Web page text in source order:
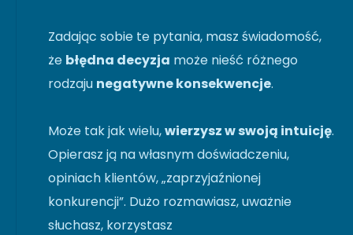
Zadając sobie te pytania, masz świadomość,
że błędna decyzja może nieść różnego
rodzaju negatywne konsekwencje.
Może tak jak wielu,wierzysz w swoją intuicję.
Opierasz ją na własnym doświadczeniu,
opiniach klientów, „zaprzyjaźnionej
konkurencji”. Dużo rozmawiasz, uważnie
słuchasz, korzystasz